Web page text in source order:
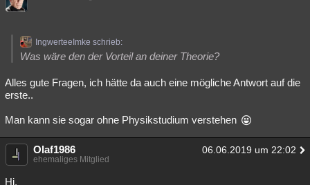
IngwerteeImke schrieb:
Was wäre den der Vorteil an deiner Theorie?
Alles gute Fragen, ich hätte da auch eine mögliche Antwort auf die
erste..
Man kann sie sogar ohne Physikstudium verstehen
Olaf1986 06.06.2019 um 22:02
ehemaliges Mitglied
Hi.